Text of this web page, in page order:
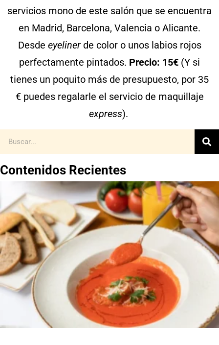
servicios mono de este salón que se encuentra
en Madrid, Barcelona, Valencia o Alicante.
Desde eyelinerde color o unos labios rojos
perfectamente pintados. Precio: 15€ (Y si
tienes un poquito más de presupuesto, por 35
€ puedes regalarle el servicio de maquillaje
express).
Contenidos Recientes